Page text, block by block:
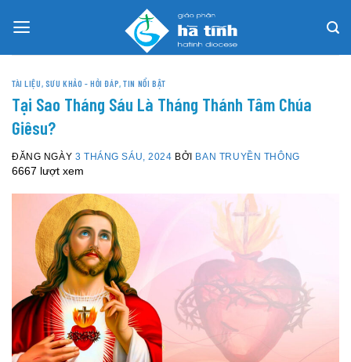
TÀI LIỆU, SƯU KHẢO - HỎI ĐÁP,TIN NỔI BẬT
Tại Sao Tháng Sáu Là Tháng Thánh Tâm Chúa
Giêsu?
ĐĂNG NGÀY 3 THÁNG SÁU, 2024 BỞI BAN TRUYỀN THÔNG
6667 lượt xem